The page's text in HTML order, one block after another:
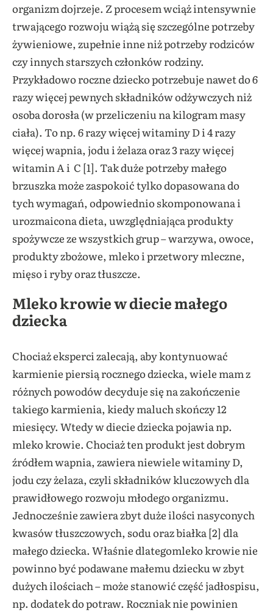
organizm dojrzeje. Z procesem wciąż intensywnie
trwającego rozwoju wiążą się szczególne potrzeby
żywieniowe, zupełnie inne niż potrzeby rodziców
czy innych starszych członków rodziny.
Przykładowo roczne dziecko potrzebuje nawet do 6
razy więcej pewnych składników odżywczych niż
osoba dorosła (w przeliczeniu na kilogram masy
ciała). To np. 6 razy więcej witaminy D i 4 razy
więcej wapnia, jodu i żelaza oraz 3 razy więcej
witamin A i C [1]. Tak duże potrzeby małego
brzuszka może zaspokoić tylko dopasowana do
tych wymagań, odpowiednio skomponowana i
urozmaicona dieta, uwzględniająca produkty
spożywcze ze wszystkich grup – warzywa, owoce,
produkty zbożowe, mleko i przetwory mleczne,
mięso i ryby oraz tłuszcze.
Mleko krowie w diecie małego
dziecka
Chociaż eksperci zalecają, aby kontynuować
karmienie piersią rocznego dziecka, wiele mam z
różnych powodów decyduje się na zakończenie
takiego karmienia, kiedy maluch skończy 12
miesięcy. Wtedy w diecie dziecka pojawia np.
mleko krowie. Chociaż ten produkt jest dobrym
źródłem wapnia, zawiera niewiele witaminy D,
jodu czy żelaza, czyli składników kluczowych dla
prawidłowego rozwoju młodego organizmu.
Jednocześnie zawiera zbyt duże ilości nasyconych
kwasów tłuszczowych, sodu oraz białka [2] dla
małego dziecka. Właśnie dlategomleko krowie nie
powinno być podawane małemu dziecku w zbyt
dużych ilościach – może stanowić część jadłospisu,
np. dodatek do potraw. Roczniak nie powinien